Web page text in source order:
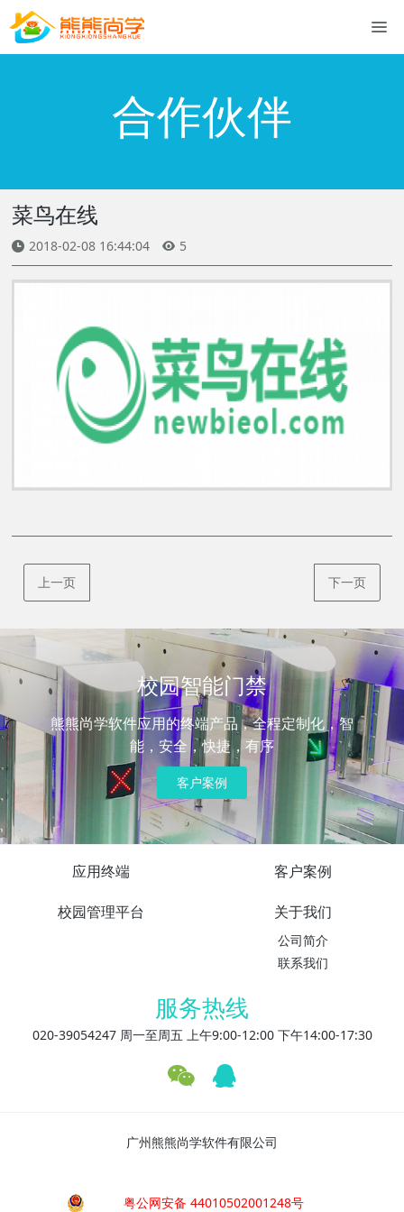
合作伙伴
菜鸟在线
2018-02-08 16:44:04 5
上一页 下一页
校园智能门禁
熊熊尚学软件应用的终端产品，全程定制化，智
能，安全，快捷，有序
客户案例
应用终端 客户案例
校园管理平台 关于我们
公司简介
联系我们
服务热线
020-39054247 周一至周五 上午9:00-12:00 下午14:00-17:30
广州熊熊尚学软件有限公司
粤公网安备 44010502001248号